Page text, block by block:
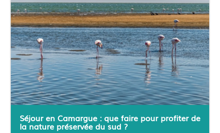
Séjour en Camargue : que faire pour profiter de
la nature préservée du sud ?